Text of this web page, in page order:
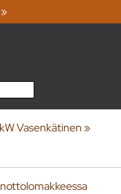
Vasenkätinen ‪»